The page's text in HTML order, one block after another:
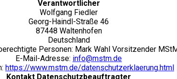
Verantwortlicher
Wolfgang Fiedler
Georg-Haindl-Straße 46
87448 Waltenhofen
Deutschland
Personen: Mark Wahl Vorsitzender
E-Mail-Adresse: info@mstm.de
https://www.mstm.de/datenschutzerklaerung.html
Kontakt Datenschutzbeauftragter